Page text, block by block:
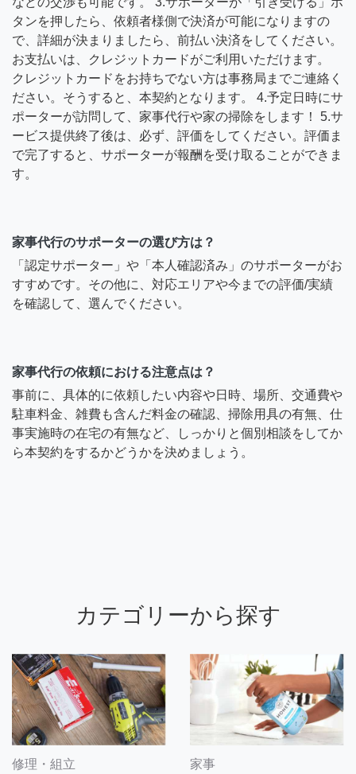
タンを押したら、依頼者様側で決済が可能になりますの
で、詳細が決まりましたら、前払い決済をしてください。
お支払いは、クレジットカードがご利用いただけます。
クレジットカードをお持ちでない方は事務局までご連絡く
ださい。そうすると、本契約となります。 4.予定日時にサ
ポーターが訪問して、家事代行や家の掃除をします！ 5.サ
ービス提供終了後は、必ず、評価をしてください。評価ま
で完了すると、サポーターが報酬を受け取ることができま
す。
家事代行のサポーターの選び方は？
「認定サポーター」や「本人確認済み」のサポーターがお
すすめです。その他に、対応エリアや今までの評価/実績
を確認して、選んでください。
家事代行の依頼における注意点は？
事前に、具体的に依頼したい内容や日時、場所、交通費や
駐車料金、雑費も含んだ料金の確認、掃除用具の有無、仕
事実施時の在宅の有無など、しっかりと個別相談をしてか
ら本契約をするかどうかを決めましょう。
カテゴリーから探す
修理・組立 家事